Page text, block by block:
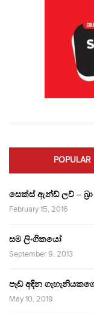
POPULAR
සෙක්ස් ඇන්ඩ් ලව් – බ්‍රා
February 15, 2016
සම ලිංගිකයෝ
September 9, 2013
පෑඩ් අඳින
May 10, 2019